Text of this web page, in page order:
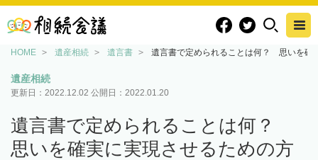
HOME 遺産相続 遺言書 遺言書で定められることは何？ 思いを確
遺産相続
更新日： 2022.12.02 公開日： 2022.01.20
遺言書で定められることは何？
思いを確実に実現させるための方